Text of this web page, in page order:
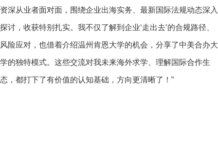
资深从业者面对面，围绕企业出海实务、最新国际法规动态深入
探讨，收获特别扎实。我不仅了解到企业‘走出去’的合规路径、
风险应对，也借着介绍温州肯恩大学的机会，分享了中美合办大
学的独特模式。这些交流对我未来海外求学、理解国际合作生
态，都打下了有价值的认知基础，方向更清晰了！”